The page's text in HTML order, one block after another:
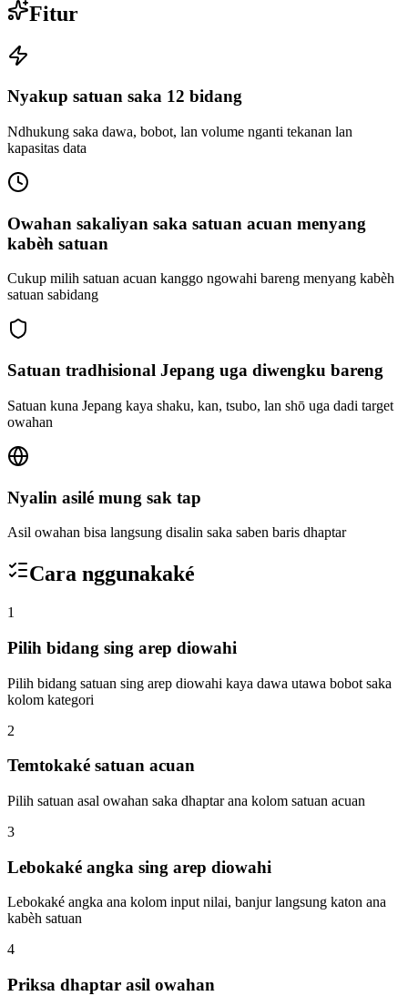
Fitur
Nyakup satuan saka 12 bidang
Ndhukung saka dawa, bobot, lan volume nganti tekanan lan
kapasitas data
Owahan sakaliyan saka satuan acuan menyang
kabèh satuan
Cukup milih satuan acuan kanggo ngowahi bareng menyang kabèh
satuan sabidang
Satuan tradhisional Jepang uga diwengku bareng
Satuan kuna Jepang kaya shaku, kan, tsubo, lan shō uga dadi target
owahan
Nyalin asilé mung sak tap
Asil owahan bisa langsung disalin saka saben baris dhaptar
Cara nggunakaké
1
Pilih bidang sing arep diowahi
Pilih bidang satuan sing arep diowahi kaya dawa utawa bobot saka
kolom kategori
2
Temtokaké satuan acuan
Pilih satuan asal owahan saka dhaptar ana kolom satuan acuan
3
Lebokaké angka sing arep diowahi
Lebokaké angka ana kolom input nilai, banjur langsung katon ana
kabèh satuan
4
Priksa dhaptar asil owahan